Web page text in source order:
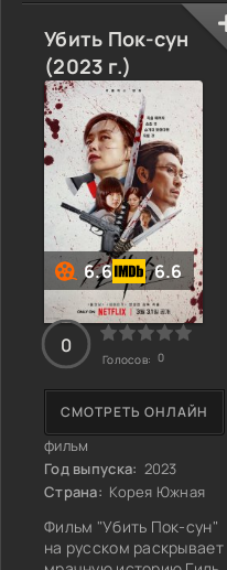
Убить Пок-сун
(2023 г.)
6.6 6.6
фильм
Год выпуска: 2023
Страна: Корея Южная
Фильм "Убить Пок-сун"
на русском раскрывает
СМОТРЕТЬ ОНЛАЙН
0
Голосов: 0